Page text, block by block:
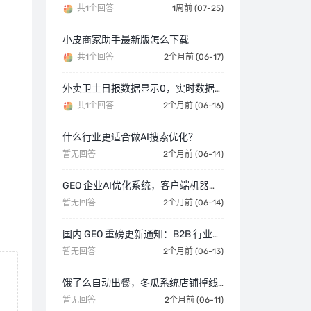
共1个回答 1周前 (07-25)
小皮商家助手最新版怎么下载
共1个回答 2个月前 (06-17)
外卖卫士日报数据显示0，实时数据正常
共1个回答 2个月前 (06-16)
什么行业更适合做AI搜索优化？
暂无回答 2个月前 (06-14)
GEO 企业AI优化系统，客户端机器人文件已更新，请一定下载最新版文件
暂无回答 2个月前 (06-14)
国内 GEO 重磅更新通知：B2B 行业网站发稿功能正式上线啦
暂无回答 2个月前 (06-13)
饿了么自动出餐，冬瓜系统店铺掉线要重新绑定下
暂无回答 2个月前 (06-11)